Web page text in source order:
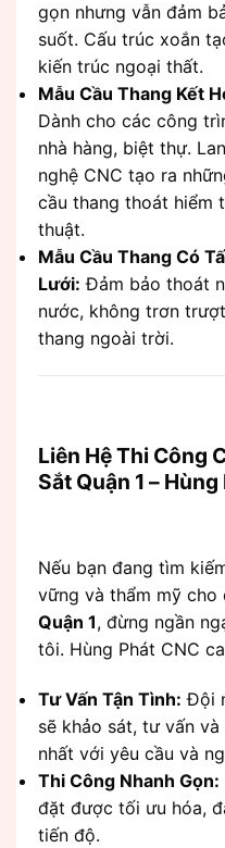
gọn nhưng vẫn đảm
suốt. Cấu trúc xoắn
kiến trúc ngoại thất.
Mẫu Cầu Thang Kết
Dành cho các công
nhà hàng, biệt thự.
nghệ CNC tạo ra
cầu thang thoát hiểm
thuật.
Mẫu Cầu Thang Có
Lưới: Đảm bảo thoát
nước, không trơn
thang ngoài trời.
Liên Hệ Thi Công
Sắt Quận 1 –
Nếu bạn đang tìm
vững và thẩm mỹ cho
Quận 1, đừng ngần
tôi. Hùng Phát CNC
Tư Vấn Tận Tình: Đội
sẽ khảo sát, tư vấn
nhất với yêu cầu và
Thi Công Nhanh Gọn:
đặt được tối ưu hóa,
tiến độ.